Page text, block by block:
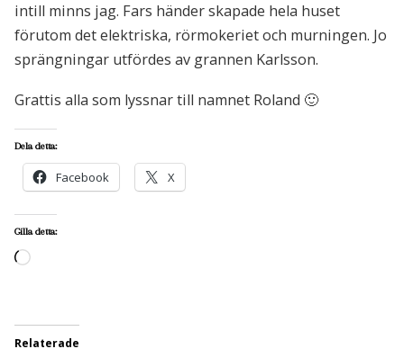
intill minns jag. Fars händer skapade hela huset
förutom det elektriska, rörmokeriet och murningen. Jo
sprängningar utfördes av grannen Karlsson.
Grattis alla som lyssnar till namnet Roland 🙂
Dela detta:
Facebook X
Gilla detta:
Laddar
Relaterade